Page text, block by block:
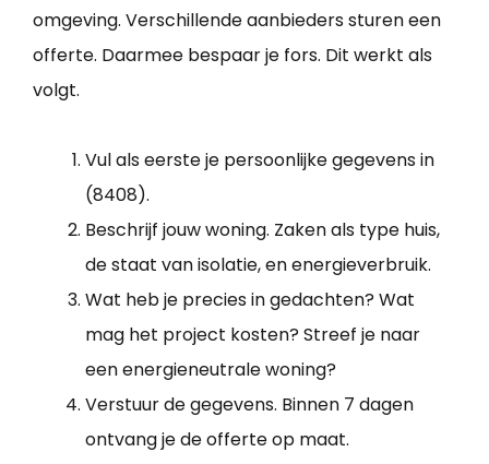
omgeving. Verschillende aanbieders sturen een
offerte. Daarmee bespaar je fors. Dit werkt als
volgt.
Vul als eerste je persoonlijke gegevens in
(8408).
Beschrijf jouw woning. Zaken als type huis,
de staat van isolatie, en energieverbruik.
Wat heb je precies in gedachten? Wat
mag het project kosten? Streef je naar
een energieneutrale woning?
Verstuur de gegevens. Binnen 7 dagen
ontvang je de offerte op maat.